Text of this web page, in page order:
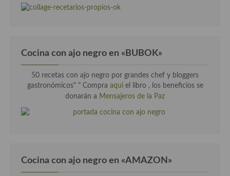
Cocina con ajo negro en «BUBOK»
50 recetas con ajo negro por grandes chef y bloggers
gastronómicos" " Compra aqui el libro , los beneficios se
donarán a Mensajeros de la Paz
Cocina con ajo negro en «AMAZON»